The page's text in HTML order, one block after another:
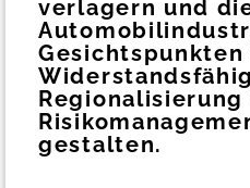
verlagern und
Gesichtspunkten
Regionalisierung
gestalten.